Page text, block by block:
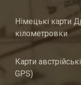
Німецькі карти
кілометровки
Карти
GPS)